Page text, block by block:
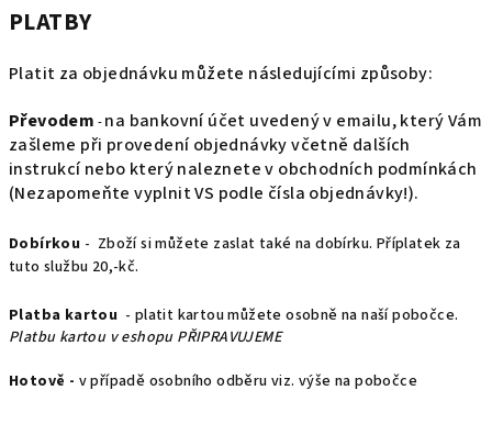
PLATBY
Platit za objednávku můžete následujícími způsoby:
Převodem -na bankovní účet uvedený v emailu, který Vám
zašleme při provedení objednávky včetně dalších
instrukcí nebo který naleznete v obchodních podmínkách
(Nezapomeňte vyplnit VS podle čísla objednávky!).
Dobírkou - Zboží si můžete zaslat také na dobírku. Příplatek za
tuto službu 20,-kč.
Platba kartou - platit kartou můžete osobně na naší pobočce.
Platbu kartou v eshopu PŘIPRAVUJEME
Hotově - v případě osobního odběru viz. výše na pobočce